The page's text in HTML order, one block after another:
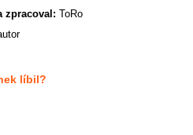
zpracoval: ToRo
líbil?